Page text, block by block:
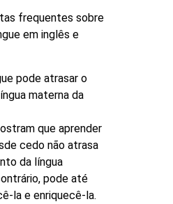
frequentes sobre
em inglês e
pode atrasar o
materna da
que aprender
cedo não atrasa
da língua
pode até
la e enriquecê-la.